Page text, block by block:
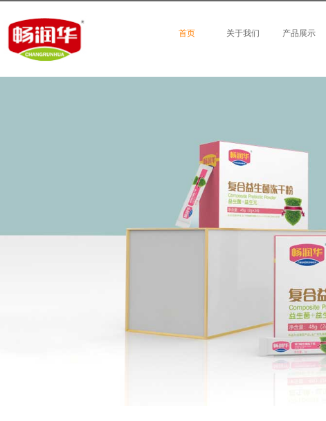
首页 关于我们 产品展示